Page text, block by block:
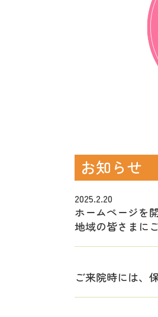
お知らせ
2025.2.20
ホームページを
地域の皆さまに
ご来院時には、